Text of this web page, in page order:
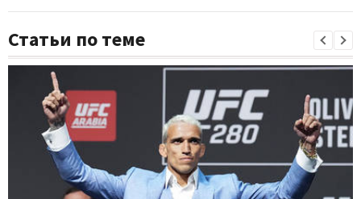
Статьи по теме